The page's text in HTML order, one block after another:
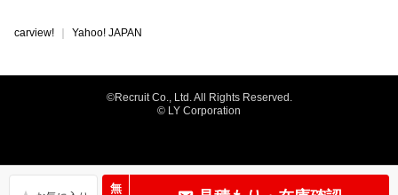
無
carview! Yahoo! JAPAN
©Recruit Co., Ltd. All Rights Reserved.
© LY Corporation